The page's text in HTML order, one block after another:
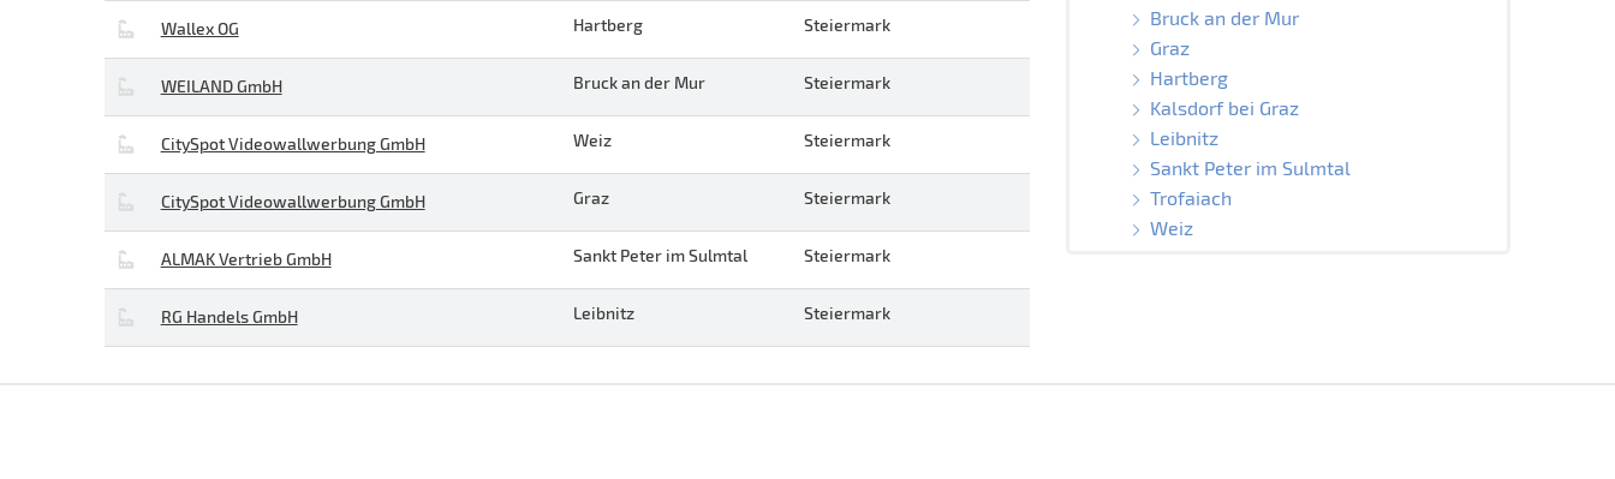
Wallex OG Hartberg Steiermark
WEILAND GmbH Bruck an der Mur Steiermark
CitySpot Videowallwerbung GmbH Weiz Steiermark
CitySpot Videowallwerbung GmbH Graz Steiermark
ALMAK Vertrieb GmbH Sankt Peter im Sulmtal Steiermark
RG Handels GmbH Leibnitz Steiermark
Bruck an der Mur
Graz
Hartberg
Kalsdorf bei Graz
Leibnitz
Sankt Peter im Sulmtal
Trofaiach
Weiz